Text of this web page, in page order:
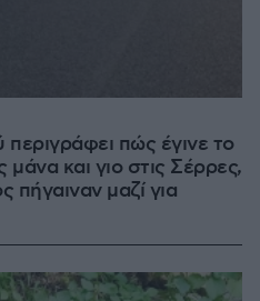
πώς έγινε το
και γιο στις Σέρρες,
πήγαιναν μαζί για